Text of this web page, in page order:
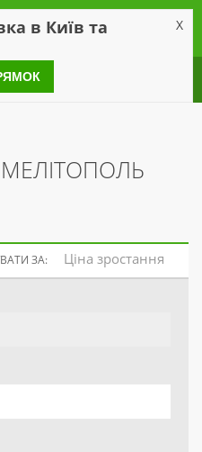
МЕЛІТОПОЛЬ
ЗА: Ціна зростання
в Київ та X